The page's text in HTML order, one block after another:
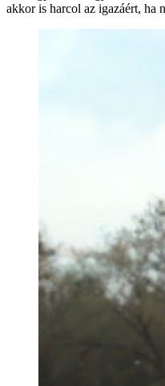
akkor is harcol az igazáért, ha